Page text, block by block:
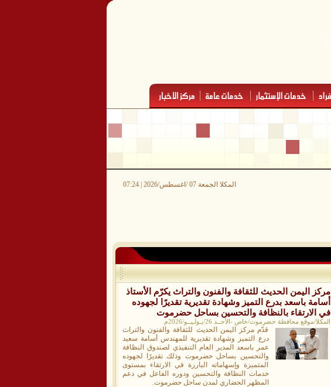
المكلا الجمعة 07 /اغسطس/2026 | 07:24
مركز اليمن الحديث للثقافة والفنون والتراث يكرّم الأستاذ
أسامة باسعد بدرع التميز وشهادة تقديرية تقديرًا لجهوده
في الارتقاء بالنظافة والتحسين بساحل حضرموت
المكلا/موقع محافظة حضرموت/خاص -الأحــد 26/يـولـيــو/2026م
قدّم مركز اليمن الحديث للثقافة والفنون والتراث
درع التميز وشهادة تقديرية للمهندس أسامة سعيد
عمر باسعد المدير العام التنفيذي لصندوق النظافة
والتحسين بساحل حضرموت وذلك تقديرًا لجهوده
المتميزة وإسهاماته البارزة في الارتقاء بمستوى
خدمات النظافة والتحسين ودوره الفاعل في دعم
المظهر الحضاري لمدن ساحل حضرموت.